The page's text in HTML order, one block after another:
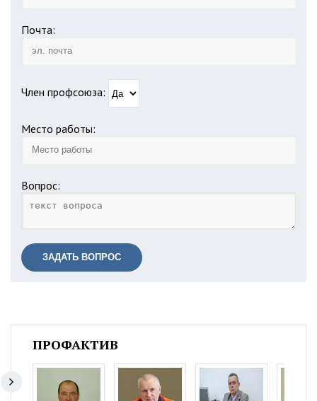
Почта:
Член профсоюза:
Место работы:
Вопрос:
ЗАДАТЬ ВОПРОС
ПРОФАКТИВ